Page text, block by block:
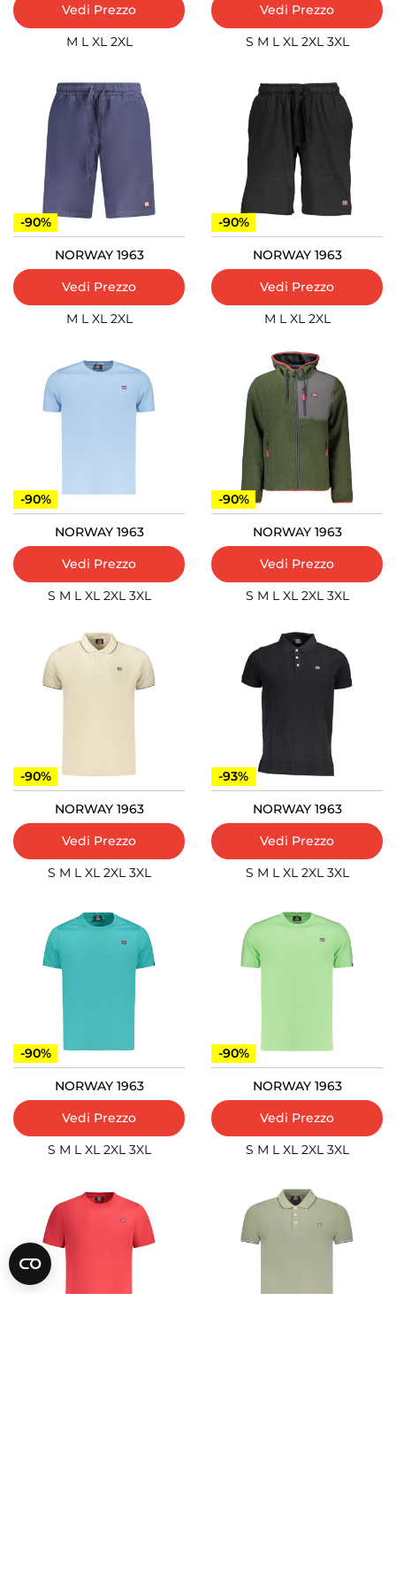
Vedi Prezzo
M L XL 2XL
Vedi Prezzo
S M L XL 2XL 3XL
-90%
NORWAY 1963
Vedi Prezzo
M L XL 2XL
-90%
NORWAY 1963
Vedi Prezzo
M L XL 2XL
-90%
NORWAY 1963
Vedi Prezzo
S M L XL 2XL 3XL
-90%
NORWAY 1963
Vedi Prezzo
S M L XL 2XL 3XL
-90%
NORWAY 1963
Vedi Prezzo
S M L XL 2XL 3XL
-93%
NORWAY 1963
Vedi Prezzo
S M L XL 2XL 3XL
-90%
NORWAY 1963
Vedi Prezzo
S M L XL 2XL 3XL
-90%
NORWAY 1963
Vedi Prezzo
S M L XL 2XL 3XL